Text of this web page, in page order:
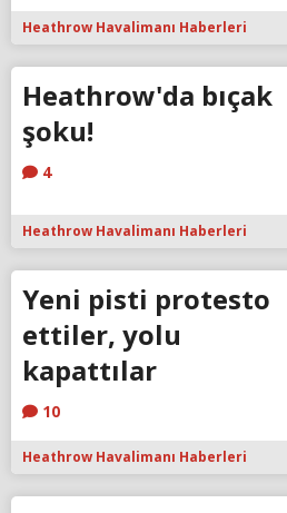
Heathrow Havalimanı Haberleri
Heathrow'da bıçak
şoku!
4
Heathrow Havalimanı Haberleri
Yeni pisti protesto
ettiler, yolu
kapattılar
10
Heathrow Havalimanı Haberleri